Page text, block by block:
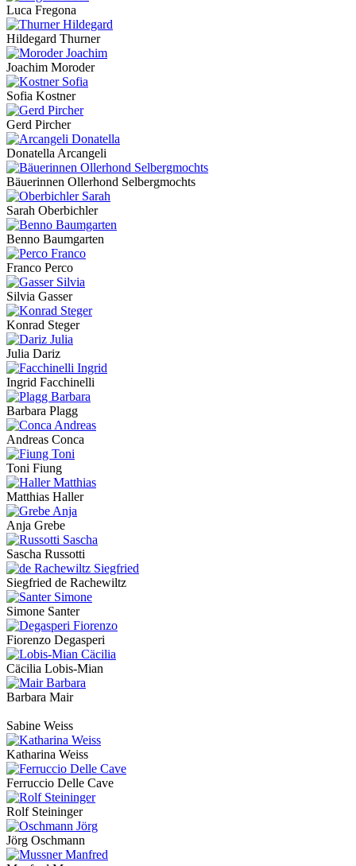
Luca Fregona
Hildegard Thurner
Joachim Moroder
Sofia Kostner
Gerd Pircher
Donatella Arcangeli
Bäuerinnen Ollerhond Selbergmochts
Sarah Oberbichler
Benno Baumgarten
Franco Perco
Silvia Gasser
Konrad Steger
Julia Dariz
Ingrid Facchinelli
Barbara Plagg
Andreas Conca
Toni Fiung
Matthias Haller
Anja Grebe
Sascha Russotti
Siegfried de Rachewiltz
Simone Santer
Fiorenzo Degasperi
Cäcilia Lobis-Mian
Barbara Mair
Sabine Weiss
Katharina Weiss
Ferruccio Delle Cave
Rolf Steininger
Jörg Oschmann